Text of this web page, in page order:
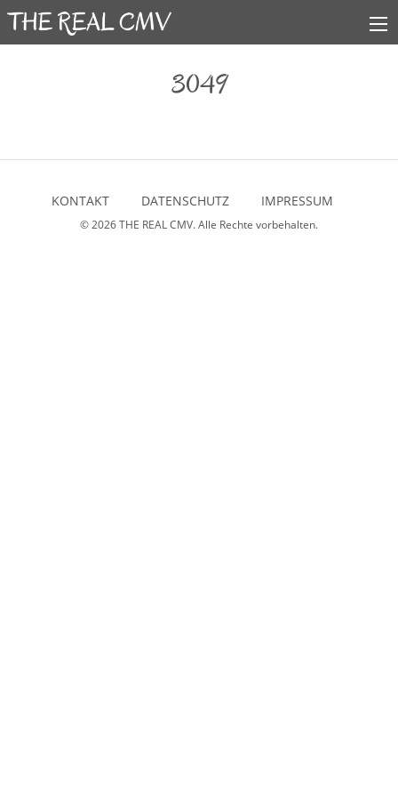
3049
KONTAKT DATENSCHUTZ IMPRESSUM
© 2026THE REAL CMV. Alle Rechte vorbehalten.